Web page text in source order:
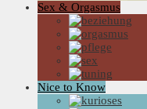
Sex & Orgasmus
Nice to Know